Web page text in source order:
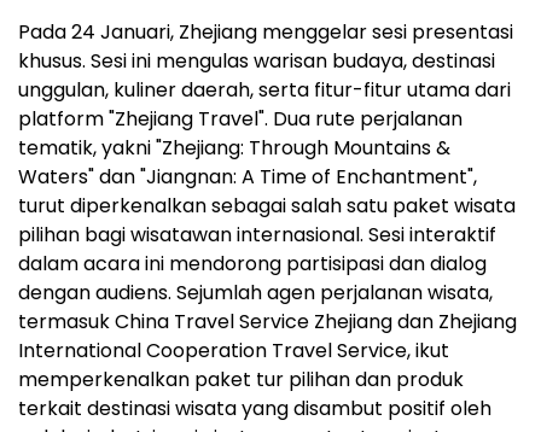
Pada 24 Januari, Zhejiang menggelar sesi presentasi
khusus. Sesi ini mengulas warisan budaya, destinasi
unggulan, kuliner daerah, serta fitur-fitur utama dari
platform "Zhejiang Travel". Dua rute perjalanan
tematik, yakni "Zhejiang: Through Mountains &
Waters" dan "Jiangnan: A Time of Enchantment",
turut diperkenalkan sebagai salah satu paket wisata
pilihan bagi wisatawan internasional. Sesi interaktif
dalam acara ini mendorong partisipasi dan dialog
dengan audiens. Sejumlah agen perjalanan wisata,
termasuk China Travel Service Zhejiang dan Zhejiang
International Cooperation Travel Service, ikut
memperkenalkan paket tur pilihan dan produk
terkait destinasi wisata yang disambut positif oleh